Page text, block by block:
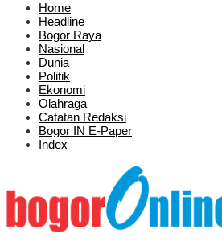
Home
Headline
Bogor Raya
Nasional
Dunia
Politik
Ekonomi
Olahraga
Catatan Redaksi
Bogor IN E-Paper
Index